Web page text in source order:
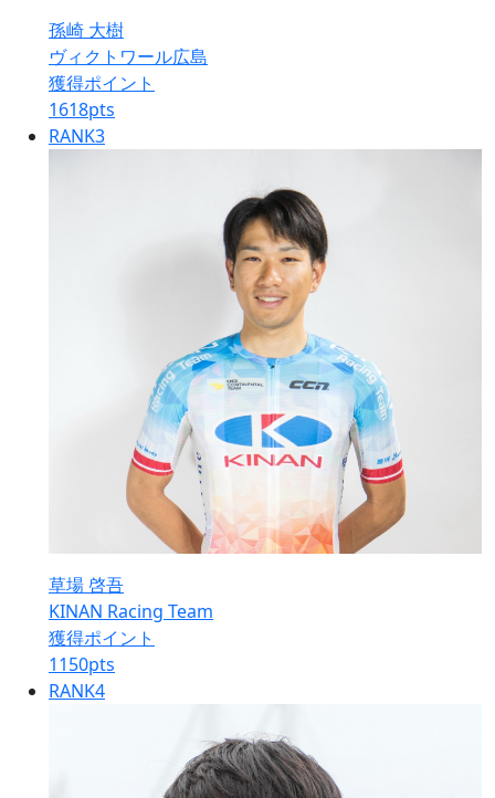
孫崎 大樹
ヴィクトワール広島
獲得ポイント
1618pts
RANK3
草場 啓吾
KINAN Racing Team
獲得ポイント
1150pts
RANK4